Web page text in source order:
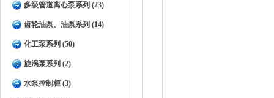
多级管道离心泵系列 (23)
齿轮油泵、油泵系列 (14)
化工泵系列 (50)
旋涡泵系列 (2)
水泵控制柜 (3)